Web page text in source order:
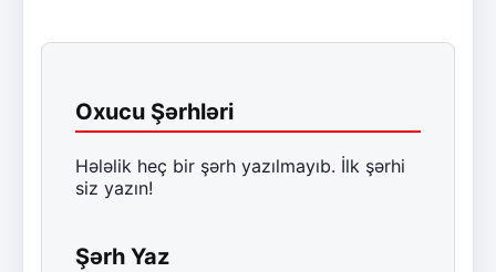
Oxucu Şərhləri
Hələlik heç bir şərh yazılmayıb. İlk şərhi
siz yazın!
Şərh Yaz